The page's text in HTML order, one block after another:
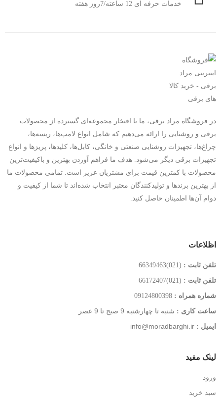
خدمات حرفه ای 12 ساعته/7روز هفته
در فروشگاه مراد برقی، ما با افتخار مجموعه‌ای گسترده از محصولات
برقی و روشنایی را ارائه می‌دهیم که شامل انواع لامپ‌ها، ریسه‌ها،
چراغ‌ها، تجهیزات روشنایی صنعتی و خانگی، کابل‌ها، کلیدها، پریزها و انواع
تجهیزات برقی دیگر می‌شود. هدف ما فراهم آوردن بهترین و باکیفیت‌ترین
محصولات با کمترین قیمت‌ برای مشتریان عزیز است. تمامی محصولات ما
از بهترین برندها و تولیدکنندگان معتبر انتخاب شده‌اند تا شما از کیفیت و
دوام آن‌ها اطمینان حاصل کنید.
اظلاعات
تلفن ثابت : (021)66349463
تلفن ثابت : (021)66172407
شماره همراه : 09124800398
ساعت کاری : شنبه تا چهارشنبه 9 صبح تا 9 عصر
ایمیل : info@moradbarghi.ir
لینک مفید
ورود
سبد خرید